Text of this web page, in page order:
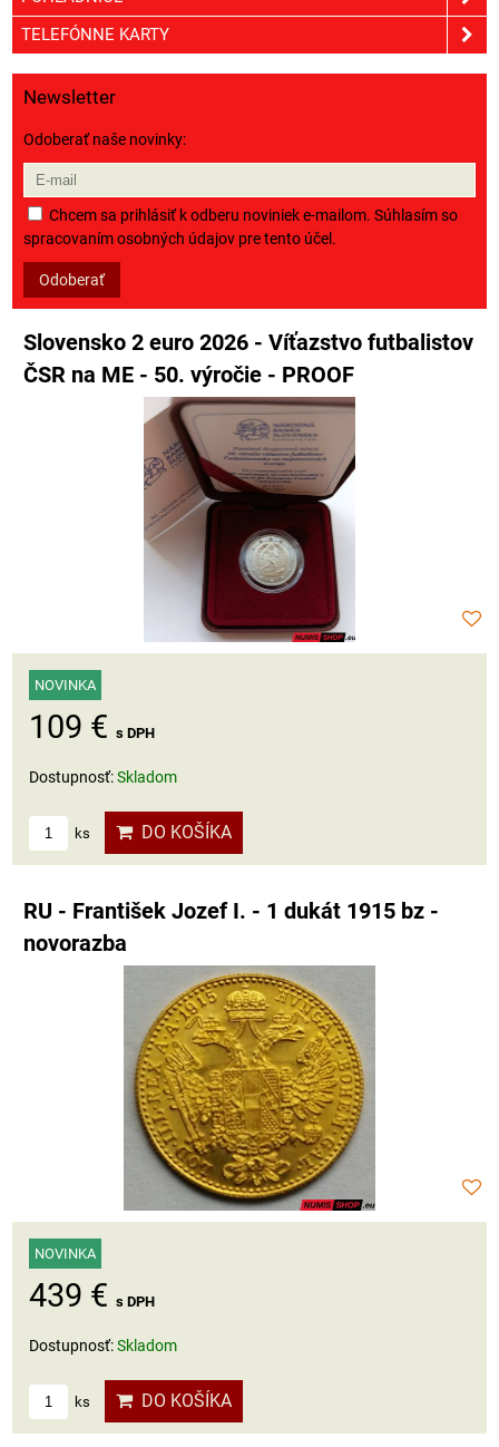
TELEFÓNNE KARTY
Newsletter
Odoberať naše novinky:
Chcem sa prihlásiť k odberu noviniek e-mailom. Súhlasím so
spracovaním osobných údajov pre tento účel.
Odoberať
Slovensko 2 euro 2026 - Víťazstvo futbalistov
ČSR na ME - 50. výročie - PROOF
NOVINKA
109 € s DPH
Dostupnosť:Skladom
ks DO KOŠÍKA
RU - František Jozef I. - 1 dukát 1915 bz -
novorazba
NOVINKA
439 € s DPH
Dostupnosť:Skladom
ks DO KOŠÍKA